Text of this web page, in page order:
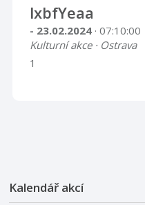
lxbfYeaa
- 23.02.2024 · 07:10:00
Kulturní akce · Ostrava
1
Kalendář akcí